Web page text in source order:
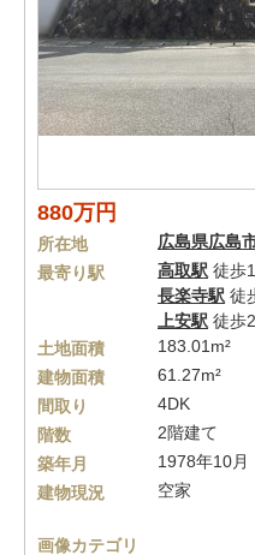
880万円
所在地 広島県広島
最寄り駅
高取駅 徒歩
長楽寺駅 徒
上安駅 徒歩
土地面積
183.01m²
建物面積
61.27m²
間取り
4DK
階数
2階建て
築年月
1978年10月
建物現況
空家
画像カテゴリ